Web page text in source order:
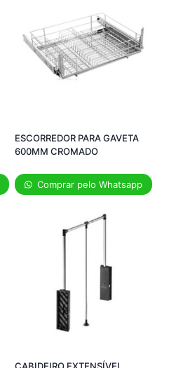
ESCORREDOR PARA GAVETA
600MM CROMADO
Comprar pelo Whatsapp